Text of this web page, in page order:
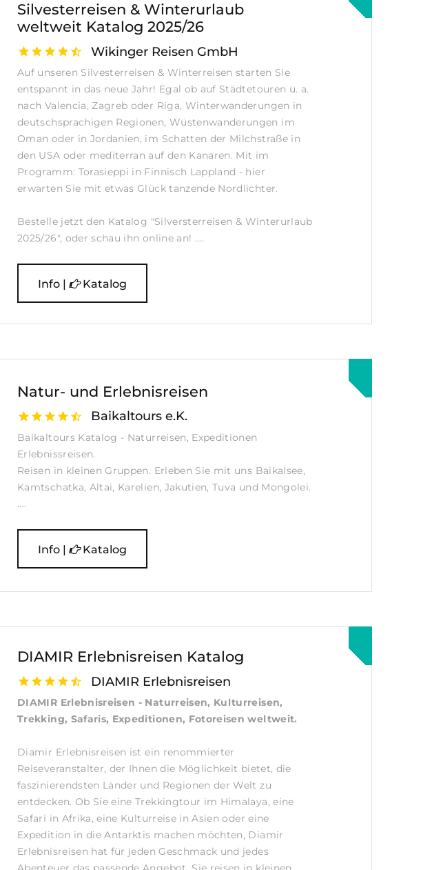
Silvesterreisen & Winterurlaub
weltweit Katalog 2025/26
Wikinger Reisen GmbH
Auf unseren Silvesterreisen & Winterreisen starten Sie
entspannt in das neue Jahr! Egal ob auf Städtetouren u. a.
nach Valencia, Zagreb oder Riga, Winterwanderungen in
deutschsprachigen Regionen, Wüstenwanderungen im
Oman oder in Jordanien, im Schatten der Milchstraße in
den USA oder mediterran auf den Kanaren. Mit im
Programm: Torasieppi in Finnisch Lappland - hier
erwarten Sie mit etwas Glück tanzende Nordlichter.
Bestelle jetzt den Katalog "Silversterreisen & Winterurlaub
2025/26", oder schau ihn online an! ....
Info | Katalog
Natur- und Erlebnisreisen
Baikaltours e.K.
Baikaltours Katalog - Naturreisen, Expeditionen
Erlebnissreisen.
Reisen in kleinen Gruppen. Erleben Sie mit uns Baikalsee,
Kamtschatka, Altai, Karelien, Jakutien, Tuva und Mongolei.
....
Info | Katalog
DIAMIR Erlebnisreisen Katalog
DIAMIR Erlebnisreisen
DIAMIR Erlebnisreisen - Naturreisen, Kulturreisen,
Trekking, Safaris, Expeditionen, Fotoreisen weltweit.
Diamir Erlebnisreisen ist ein renommierter
Reiseveranstalter, der Ihnen die Möglichkeit bietet, die
faszinierendsten Länder und Regionen der Welt zu
entdecken. Ob Sie eine Trekkingtour im Himalaya, eine
Safari in Afrika, eine Kulturreise in Asien oder eine
Expedition in die Antarktis machen möchten, Diamir
Erlebnisreisen hat für jeden Geschmack und jedes